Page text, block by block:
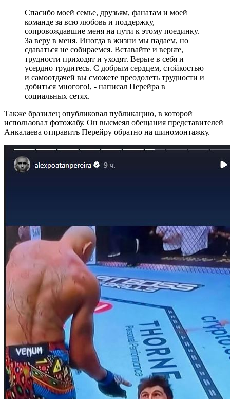
Спасибо моей семье, друзьям, фанатам и моей
команде за всю любовь и поддержку,
сопровождавшие меня на пути к этому поединку.
За веру в меня. Иногда в жизни мы падаем, но
сдаваться не собираемся. Вставайте и верьте,
трудности приходят и уходят. Верьте в себя и
усердно трудитесь. С добрым сердцем, стойкостью
и самоотдачей вы сможете преодолеть трудности и
добиться многого!, - написал Перейра в
социальных сетях.
Также бразилец опубликовал публикацию, в которой
использовал фотожабу. Он высмеял обещания представителей
Анкалаева отправить Перейру обратно на шиномонтажку.